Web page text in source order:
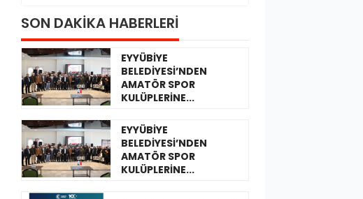
SON DAKİKA HABERLERİ
EYYÜBİYE
BELEDİYESİ’NDEN
AMATÖR SPOR
KULÜPLERİNE...
EYYÜBİYE
BELEDİYESİ’NDEN
AMATÖR SPOR
KULÜPLERİNE...